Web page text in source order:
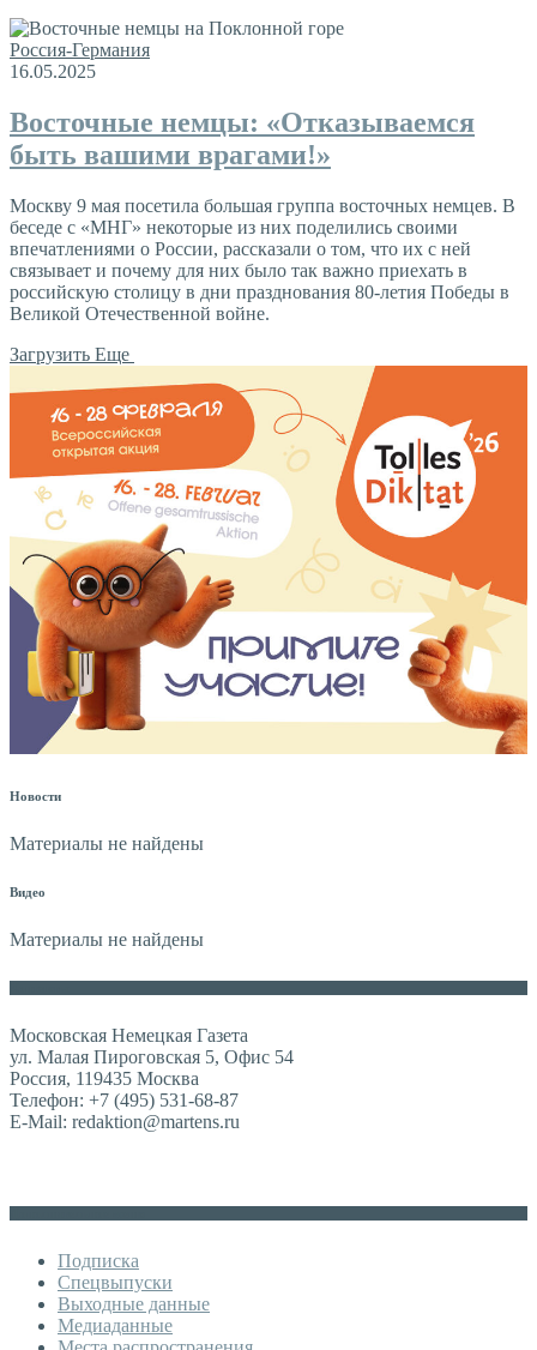
Россия-Германия
16.05.2025
Восточные немцы: «Отказываемся
быть вашими врагами!»
Москву 9 мая посетила большая группа восточных немцев. В
беседе с «МНГ» некоторые из них поделились своими
впечатлениями о России, рассказали о том, что их с ней
связывает и почему для них было так важно приехать в
российскую столицу в дни празднования 80-летия Победы в
Великой Отечественной войне.
Загрузить Еще
Новости
Материалы не найдены
Видео
Материалы не найдены
Московская Немецкая Газета
ул. Малая Пироговская 5, Офис 54
Россия, 119435 Москва
Телефон: +7 (495) 531-68-87
E-Mail: redaktion@martens.ru
Подписка
Спецвыпуски
Выходные данные
Медиаданные